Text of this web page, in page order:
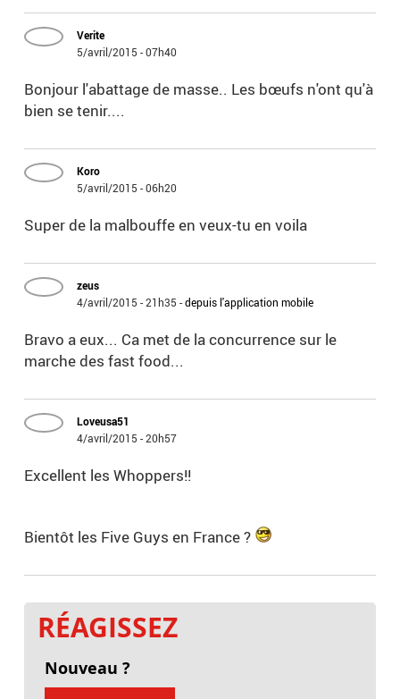
Verite
5/avril/2015 - 07h40
Bonjour l'abattage de masse.. Les bœufs n'ont qu'à
bien se tenir....
Koro
5/avril/2015 - 06h20
Super de la malbouffe en veux-tu en voila
zeus
4/avril/2015 - 21h35 -depuis l'application mobile
Bravo a eux... Ca met de la concurrence sur le
marche des fast food...
Loveusa51
4/avril/2015 - 20h57
Excellent les Whoppers!!
Bientôt les Five Guys en France ?
RÉAGISSEZ
Nouveau ?